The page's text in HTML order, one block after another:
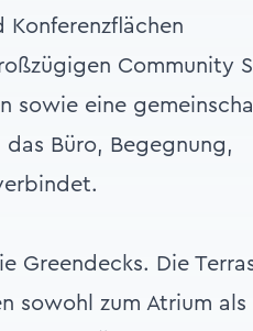
Konferenzflächen
Community
sowie eine
Büro, Begegnung,
Greendecks. Die
sowohl zum Atrium als